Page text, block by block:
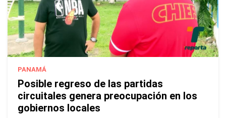
PANAMÁ
Posible regreso de las partidas
circuitales genera preocupación en los
gobiernos locales